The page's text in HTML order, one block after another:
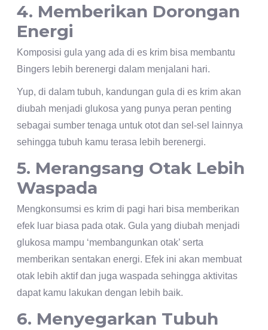
4. Memberikan Dorongan
Energi
Komposisi gula yang ada di es krim bisa membantu
Bingers lebih berenergi dalam menjalani hari.
Yup, di dalam tubuh, kandungan gula di es krim akan
diubah menjadi glukosa yang punya peran penting
sebagai sumber tenaga untuk otot dan sel-sel lainnya
sehingga tubuh kamu terasa lebih berenergi.
5. Merangsang Otak Lebih
Waspada
Mengkonsumsi es krim di pagi hari bisa memberikan
efek luar biasa pada otak. Gula yang diubah menjadi
glukosa mampu ‘membangunkan otak’ serta
memberikan sentakan energi. Efek ini akan membuat
otak lebih aktif dan juga waspada sehingga aktivitas
dapat kamu lakukan dengan lebih baik.
6. Menyegarkan Tubuh